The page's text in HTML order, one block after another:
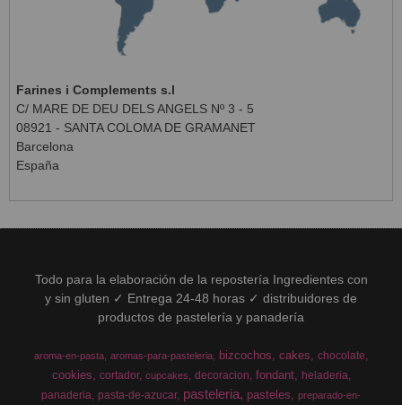
Farines i Complements s.l
C/ MARE DE DEU DELS ANGELS Nº 3 - 5
08921 - SANTA COLOMA DE GRAMANET
Barcelona
España
Todo para la elaboración de la repostería Ingredientes con
y sin gluten ✓ Entrega 24-48 horas ✓ distribuidores de
productos de pastelería y panadería
aroma-en-pasta aromas-para-pasteleria bizcochos cakes chocolate
cookies cortador cupcakes decoracion fondant
heladeria
panaderia pasta-de-azucar pasteleria pasteles
preparado-en-